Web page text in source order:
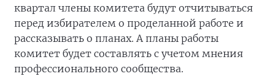
квартал члены комитета будут отчитываться
перед избирателем о проделанной работе и
рассказывать о планах. А планы работы
комитет будет составлять с учетом мнения
профессионального сообщества.